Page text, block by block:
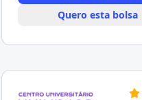
Quero esta bolsa